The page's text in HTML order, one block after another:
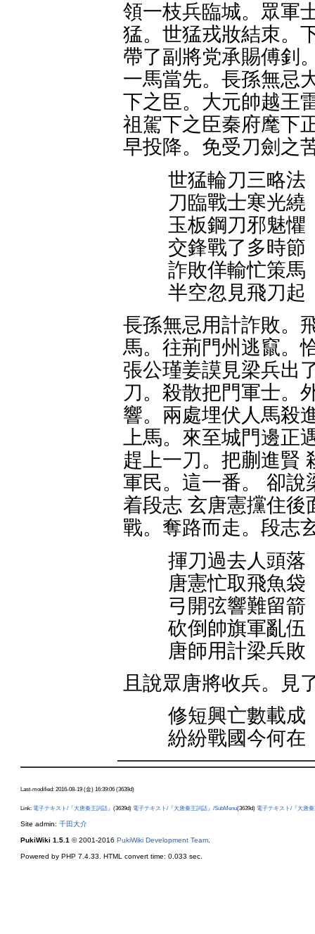
領一枝兵臨城。眾軍
猛。世猛戎妝結朿。
帶了副將党承賜傅釗
一馬當先。長孫無忌
下之臣。大元帥越王
祖駕下之臣秦府麾下
早投降。免受刀劍之
世猛輪刀三略
刀臨戰士寒光
玉板鋼刀邪魅
交鋒戰了多時
詐敗佯輸忙策
半空忽見飛刀
長孫無忌用計詐敗。
馬。往荊門州逃竄。
張公瑾姜謨見梁兵出
刀。殺散把門軍士。
響。兩處埋伏人馬殺
上馬。來至城門邊正
趕上一刀。把蒯進賢
軍民。這一番。 卻說
着段志 玄唐憲攩住後
戰。奪路而走。段志
揮刀過去人頭
唐憲忙取飛魚
弓開弦響難留
砍倒帥旗軍亂
唐師用計梁兵
且說眾唐將收兵。見
修短興亡數載
紛紛戰國今何
Last-modified: 2016-08-19 (金) 16:39:06 (3639d)
Link: 電子テキスト/『大唐秦王詞話』 (3639d) 電子テキスト/『大唐秦王詞話』/SubMenu(3639d) 電子テキスト/『大唐
Site admin: 千田大介
PukiWiki 1.5.1 © 2001-2016 PukiWiki Development Team
Powered by PHP 7.4.33. HTML convert time: 0.033 sec.